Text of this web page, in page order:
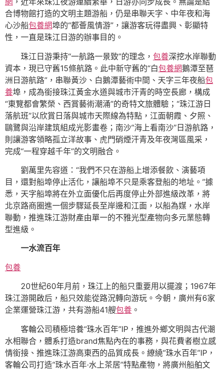
合博物館打造的文明主題游船，仍是串聯天字、中年夜和海
心沙船包養網埠的“都薈風情游”，讓游客玩得盡興、彰顯特
性，一直是珠江日游的辦事目的。
珠江日游秉持“一航路一景致”的理念， 包養深挖水岸聯動
資本，現已守舊15條航路。此中新守舊的“白包養網鵝潭至琶
洲日游航路”，串聯黃沙、白鵝潭藝術中間、天字三年夜船包
養埠，成為銜接珠江黃金水道與城市汗青的時空長廊，構成
“東覽都會繁榮、西賞藝術潮涌”的奇特文旅體驗；“珠江游日
落航班”以欣賞日落與城市天際線為特點，江面朝霞、夕照、
鷗鷺與沿岸建筑組成光影畫卷；南沙“海上看南沙”日游航路，
則讓游客領略孤立洋故事、虎門硝煙汗青及年夜灣區風采，
完成“一程穿越千年”的文明融合。
劉萬里先容道：“我們不只在游船上增添餐飲、演藝項
目，還對船埠停止活化，讓船埠不只是乘客登船的地址。”據
悉，天字船埠將在外立面優化后再度停止外部進級改革，將
北京路商圈進一個步驟延長至岸邊和江面，以船為媒，水岸
聯動，推進珠江游財產由單一的不雅光型產物向多元業態轉
型進級。
一水流百年
包養
20世紀60年月前，珠江上的船只重要用以擺渡；1967年
珠江游開啟后，船只效能從路況轉向游玩。今朝，廣州有6家
企業運營珠江游，共有游船41艘包養 。
客輪公司積極培養“珠水百年”IP，推進外鄉文明與古代潮
水相聯合，體系打造brand焦點內在的事務，與花費者樹立感
情銜接、推進珠江游高東西的品質成長。繚繞“珠水百年”IP，
客輪公司打造“珠水百年·水上茶居”特點產物，將廣州船舶文